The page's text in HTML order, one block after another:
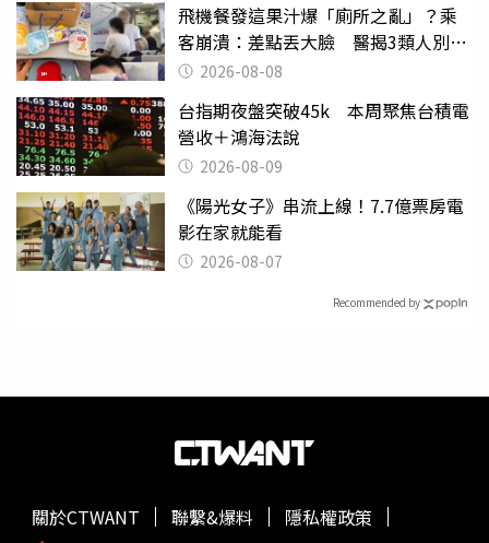
飛機餐發這果汁爆「廁所之亂」？乘
客崩潰：差點丟大臉 醫揭3類人別亂
喝 2026-08-08
台指期夜盤突破45k 本周聚焦台積電
營收＋鴻海法說
2026-08-09
《陽光女子》串流上線！7.7億票房電
影在家就能看
2026-08-07
Recommended by
關於CTWANT 聯繫&爆料
隱私權政策